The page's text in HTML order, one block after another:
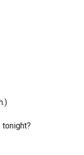
tonight?